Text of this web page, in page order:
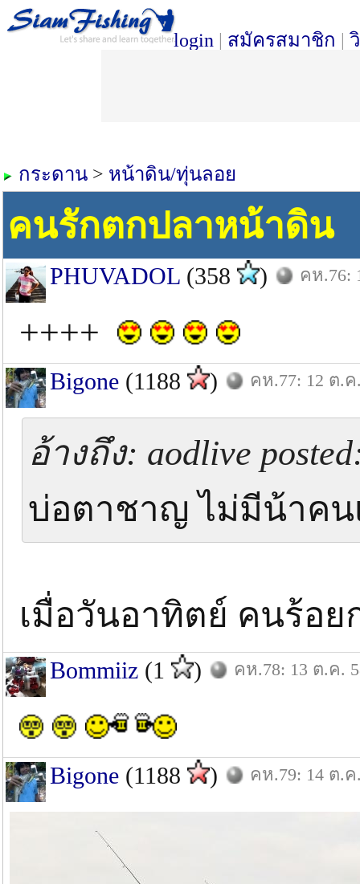
login | สมัครสมาชิก |
กระดาน > หน้าดิน/ทุ่นลอย
คนรักตกปลาหน้าดิน
PHUVADOL (358 ) คห.76:
++++
Bigone (1188 ) คห.77: 12 ต.ค
อ้างถึง: aodlive
บ่อตาชาญ ไม่มีน้าคน
เมื่อวันอาทิตย์ คนร้อ
Bommiiz (1 ) คห.78: 13 ต.ค.
Bigone (1188 ) คห.79: 14 ต.ค